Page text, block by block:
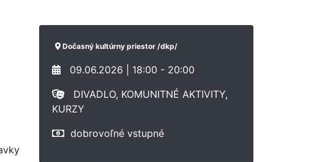
Dočasný kultúrny priestor /dkp/
09.06.2026 | 18:00 - 20:00
DIVADLO, KOMUNITNÉ AKTIVITY,
KURZY
dobrovoľné vstupné